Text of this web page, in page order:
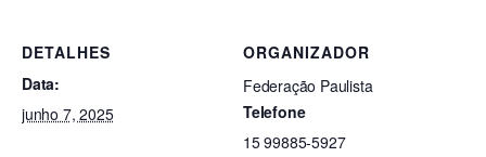
DETALHES
Data:
junho 7, 2025
ORGANIZADOR
Federação Paulista
Telefone
15 99885-5927